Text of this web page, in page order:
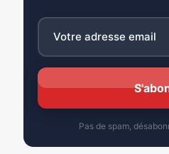
Pas de spam,